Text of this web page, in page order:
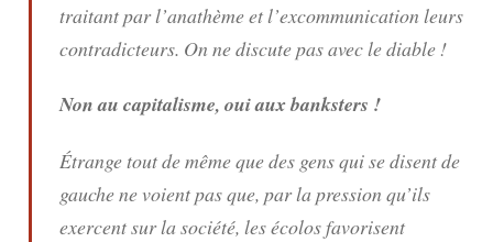
traitant par l’anathème et l’excommunication leurs
contradicteurs. On ne discute pas avec le diable !
Non au capitalisme, oui aux banksters !
Étrange tout de même que des gens qui se disent de
gauche ne voient pas que, par la pression qu’ils
exercent sur la société, les écolos favorisent